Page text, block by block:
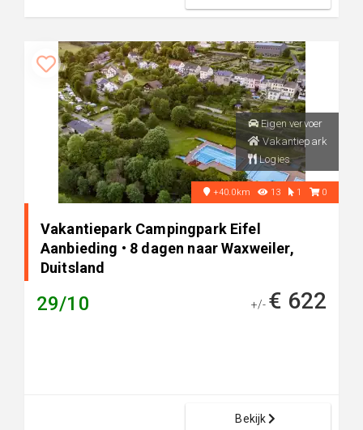
Eigen vervoer
Vakantiepark
Logies
+40.0km 13 1 0
Vakantiepark Campingpark Eifel
Aanbieding • 8 dagen naar Waxweiler,
Duitsland
29/10 +/- € 622
Bekijk